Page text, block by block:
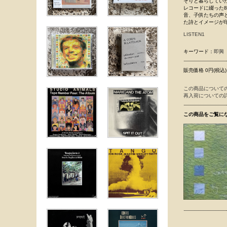
レコードに綴った
音、子供たちの声
た詩とイメージが
LISTEN1
キーワード： 即興
販売価格 0円(税込)
この商品について
再入荷についての
この商品をご覧に